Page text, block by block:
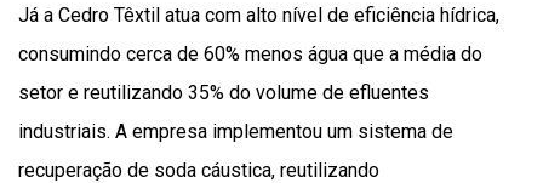
Já a Cedro Têxtil atua com alto nível de eficiência hídrica,
consumindo cerca de 60% menos água que a média do
setor e reutilizando 35% do volume de efluentes
industriais. A empresa implementou um sistema de
recuperação de soda cáustica, reutilizando